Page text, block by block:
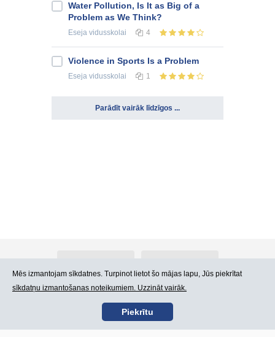
Water Pollution, Is It as Big of a
Problem as We Think?
Eseja vidusskolai 4
Violence in Sports Is a Problem
Eseja vidusskolai 1
Parādīt vairāk līdzīgos ...
Kontakti Lietošanas noteikumi
Mēs izmantojam sīkdatnes. Turpinot lietot šo mājas lapu, Jūs piekrītat
sīkdatņu izmantošanas noteikumiem. Uzzināt vairāk.
Piekrītu